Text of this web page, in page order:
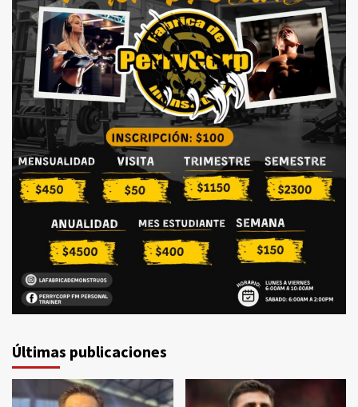
Últimas publicaciones